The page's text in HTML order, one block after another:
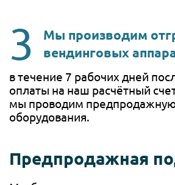
Мы производим
вендинговых
в течение 7 рабочих дней
оплаты на наш расчётный
мы проводим предпродажную
оборудования.
Предпродажная